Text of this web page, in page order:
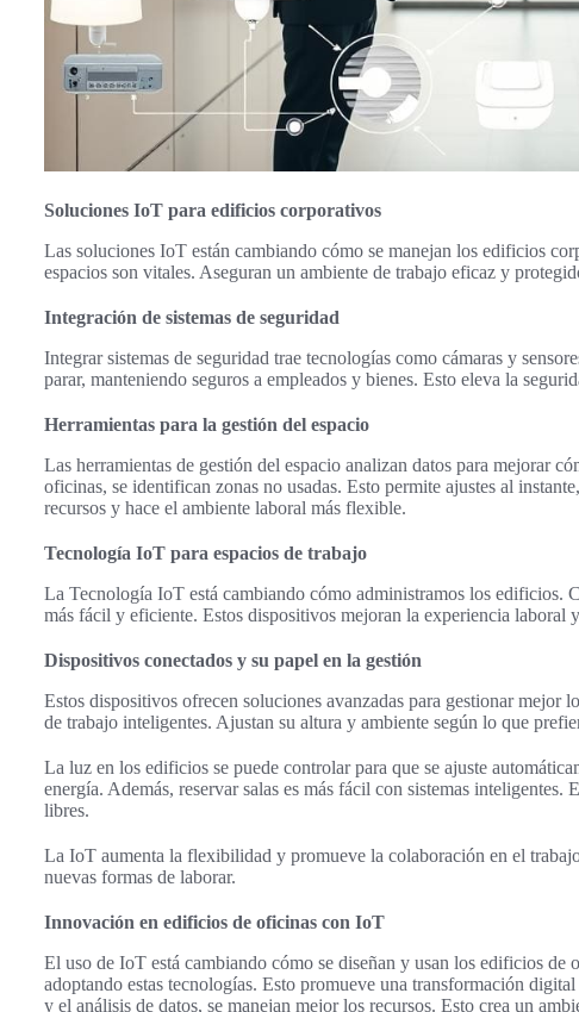
Soluciones IoT para edificios corporativos
Las soluciones IoT están cambiando cómo se manejan los edificios
espacios son vitales. Aseguran un ambiente de trabajo eficaz y
Integración de sistemas de seguridad
Integrar sistemas de seguridad trae tecnologías como cámaras y
parar, manteniendo seguros a empleados y bienes. Esto eleva la
Herramientas para la gestión del espacio
Las herramientas de gestión del espacio analizan datos para mejorar
oficinas, se identifican zonas no usadas. Esto permite ajustes al
recursos y hace el ambiente laboral más flexible.
Tecnología IoT para espacios de trabajo
La Tecnología IoT está cambiando cómo administramos los edificios.
más fácil y eficiente. Estos dispositivos mejoran la experiencia laboral
Dispositivos conectados y su papel en la gestión
Estos dispositivos ofrecen soluciones avanzadas para gestionar mejor
de trabajo inteligentes. Ajustan su altura y ambiente según lo que
La luz en los edificios se puede controlar para que se ajuste
energía. Además, reservar salas es más fácil con sistemas
libres.
La IoT aumenta la flexibilidad y promueve la colaboración en el
nuevas formas de laborar.
Innovación en edificios de oficinas con IoT
El uso de IoT está cambiando cómo se diseñan y usan los edificios de
adoptando estas tecnologías. Esto promueve una transformación
y el análisis de datos, se manejan mejor los recursos. Esto crea un